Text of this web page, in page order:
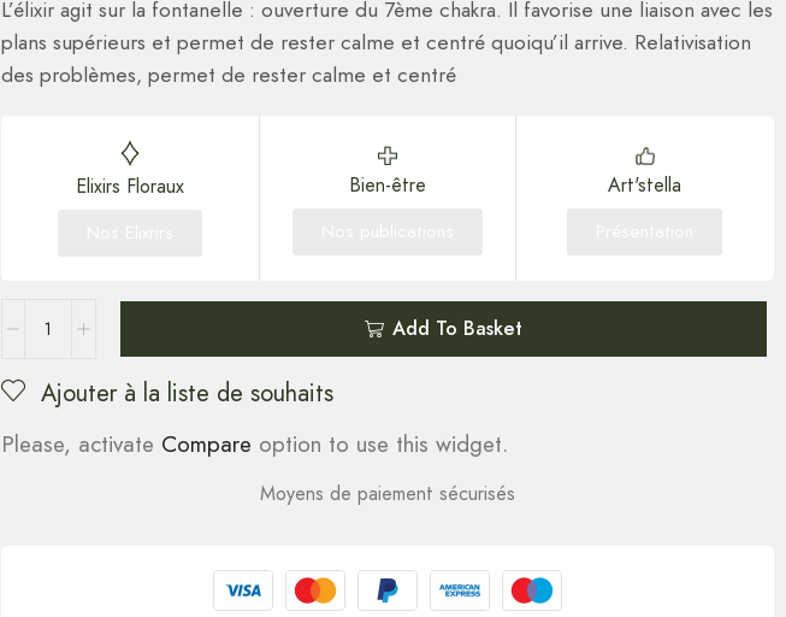
L’élixir agit sur la fontanelle : ouverture du 7ème chakra. Il favorise une liaison avec les
plans supérieurs et permet de rester calme et centré quoiqu’il arrive. Relativisation
des problèmes, permet de rester calme et centré
Elixirs Floraux Bien-être Art'stella
Add To Basket
Ajouter à la liste de souhaits
Please, activate Compare option to use this widget.
Moyens de paiement sécurisés